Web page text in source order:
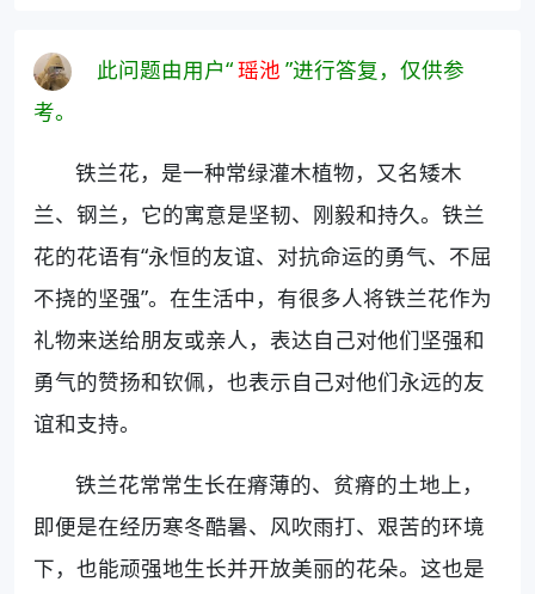
此问题由用户“瑶池 ”进行答复，仅供参
考。
铁兰花，是一种常绿灌木植物，又名矮木
兰、钢兰，它的寓意是坚韧、刚毅和持久。铁兰
花的花语有“永恒的友谊、对抗命运的勇气、不屈
不挠的坚强”。在生活中，有很多人将铁兰花作为
礼物来送给朋友或亲人，表达自己对他们坚强和
勇气的赞扬和钦佩，也表示自己对他们永远的友
谊和支持。
铁兰花常常生长在瘠薄的、贫瘠的土地上，
即便是在经历寒冬酷暑、风吹雨打、艰苦的环境
下，也能顽强地生长并开放美丽的花朵。这也是